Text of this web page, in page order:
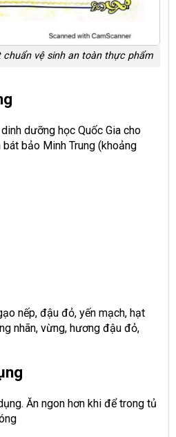
vệ sinh an toàn thực phẩm
dưỡng học Quốc Gia cho
bảo Minh Trung (khoảng
nếp, đậu đỏ, yến mạch, hạt
nhãn, vừng, hương đậu đỏ,
Ăn ngon hơn khi để trong tủ